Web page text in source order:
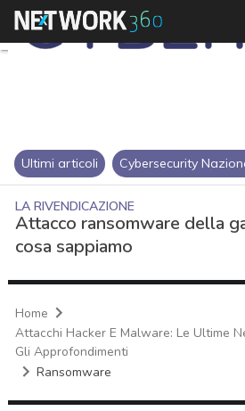
Ultimi articoli Cybersecurity
LA RIVENDICAZIONE
Attacco ransomware della
cosa sappiamo
Home
Attacchi Hacker E Malware: Le Ultime
Gli Approfondimenti
Ransomware